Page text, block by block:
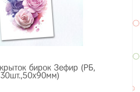
бирок Зефир (РБ,
30шт.,50х90мм)